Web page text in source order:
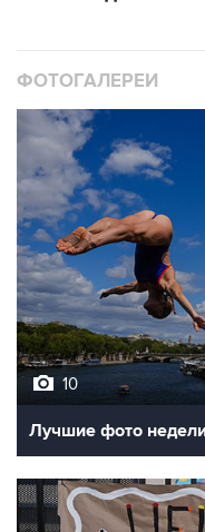
ФОТОГАЛЕРЕИ
10
Лучшие фото